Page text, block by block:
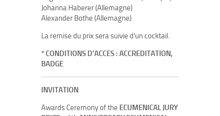
Johanna Haberer (Allemagne)
Alexander Bothe (Allemagne)
La remise du prix sera suivie d’un cocktail.
* CONDITIONS D’ACCES : ACCREDITATION,
BADGE
INVITATION
Awards Ceremony of the ECUMENICAL JURY